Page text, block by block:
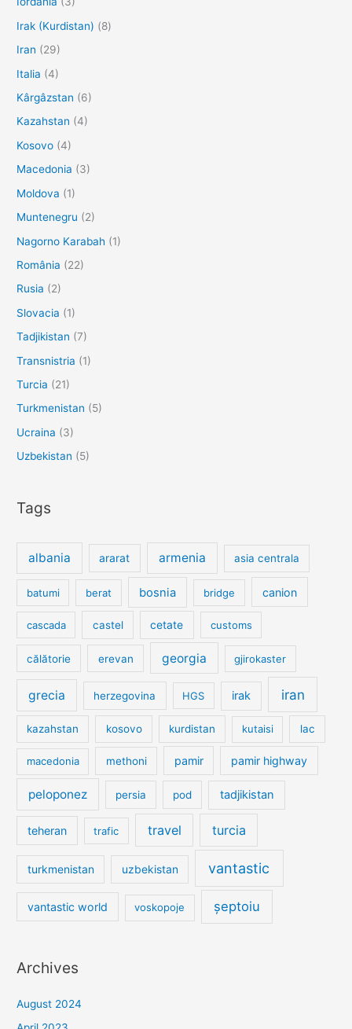
Irak (Kurdistan) (8)
Iran (29)
Italia (4)
Kârgâzstan (6)
Kazahstan (4)
Kosovo (4)
Macedonia (3)
Moldova (1)
Muntenegru (2)
Nagorno Karabah (1)
România (22)
Rusia (2)
Slovacia (1)
Tadjikistan (7)
Transnistria (1)
Turcia (21)
Turkmenistan (5)
Ucraina (3)
Uzbekistan (5)
Tags
albania ararat armenia asia centrala
batumi berat bosnia bridge canion
cascada castel cetate customs
călătorie erevan georgia gjirokaster
grecia herzegovina HGS irak iran
kazahstan kosovo kurdistan kutaisi lac
macedonia methoni pamir pamir highway
peloponez persia pod tadjikistan
teheran trafic travel turcia
turkmenistan uzbekistan vantastic
vantastic world voskopoje șeptoiu
Archives
August 2024